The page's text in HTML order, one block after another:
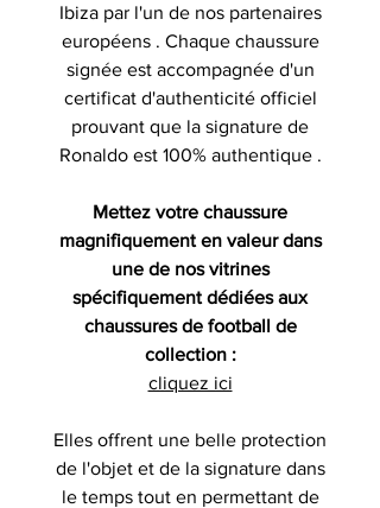
Ibiza par l'un de nos partenaires
européens . Chaque chaussure
signée est accompagnée d'un
certificat d'authenticité officiel
prouvant que la signature de
Ronaldo est 100% authentique .
Mettez votre chaussure
magnifiquement en valeur dans
une de nos vitrines
spécifiquement dédiées aux
chaussures de football de
collection :
cliquez ici
Elles offrent une belle protection
de l'objet et de la signature dans
le temps tout en permettant de